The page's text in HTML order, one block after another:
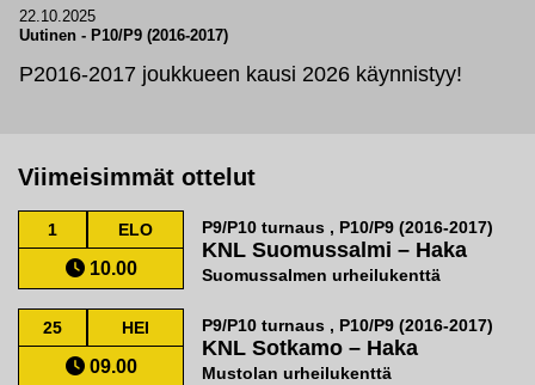
22.10.2025
Uutinen - P10/P9 (2016-2017)
P2016-2017 joukkueen kausi 2026 käynnistyy!
Viimeisimmät ottelut
1 ELO
10.00
P9/P10 turnaus , P10/P9 (2016-2017)
KNL Suomussalmi – Haka
Suomussalmen urheilukenttä
25 HEI
09.00
P9/P10 turnaus , P10/P9 (2016-2017)
KNL Sotkamo – Haka
Mustolan urheilukenttä